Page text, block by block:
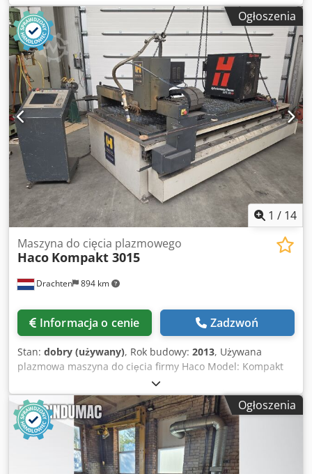
2008 Moc: 80 A Grubość cięcia: od 0,5 do 25 mm Csdjzn Hp
Sjpfx An Horf W zestawie: wąż złączony z palnikiem Ręczna
konsola do regulacji gazu 24726
Ogłoszenia
1 / 14
Drachten 894 km
Maszyna do cięcia plazmowego
Haco Kompakt 3015
Informacja o cenie Zadzwoń
Stan: dobry (używany), Rok budowy: 2013, Używana
plazmowa maszyna do cięcia firmy Haco Model: Kompakt
3015 Crsdeznun Nepfx An Hof Wymiary stołu: 3000 x 1500
mm Źródło prądu Hypertherm HPR 130 W zestawie części
zamienne.
Ogłoszenia